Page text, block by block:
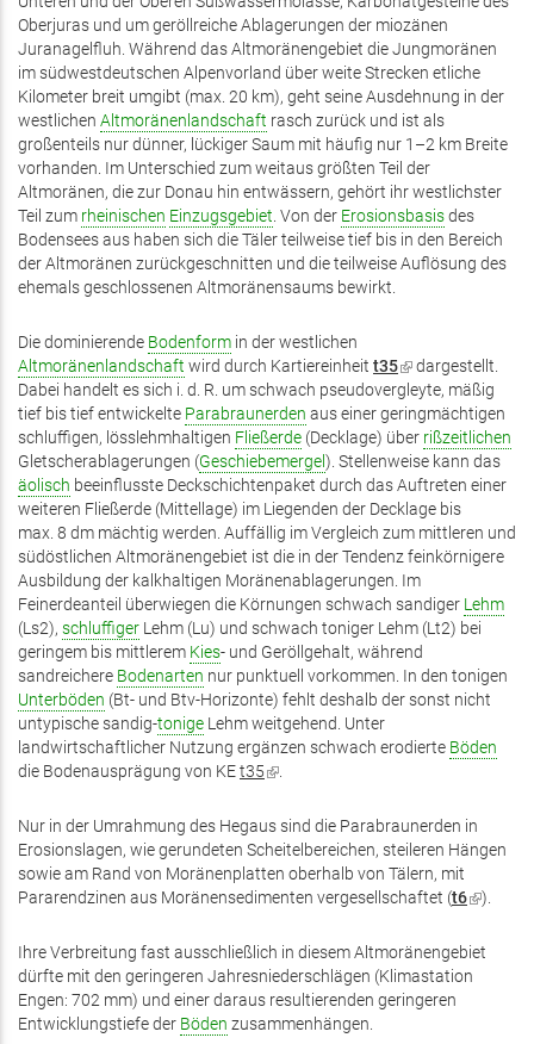
Oberjuras und um geröllreiche Ablagerungen der miozänen
Juranagelfluh. Während das Altmoränengebiet die Jungmoränen
im südwestdeutschen Alpenvorland über weite Strecken etliche
Kilometer breit umgibt (max. 20 km), geht seine Ausdehnung in der
westlichen Altmoränenlandschaft rasch zurück und ist als
großenteils nur dünner, lückiger Saum mit häufig nur 1–2 km Breite
vorhanden. Im Unterschied zum weitaus größten Teil der
Altmoränen, die zur Donau hin entwässern, gehört ihr westlichster
Teil zum rheinischen Einzugsgebiet. Von der Erosionsbasisdes
Bodensees aus haben sich die Täler teilweise tief bis in den Bereich
der Altmoränen zurückgeschnitten und die teilweise Auflösung des
ehemals geschlossenen Altmoränensaums bewirkt.
Die dominierende Bodenform in der westlichen
Altmoränenlandschaft wird durch Kartiereinheit t35(Link
ist
extern)
dargestellt.
Dabei handelt es sich i. d. R. um schwach pseudovergleyte, mäßig
tief bis tief entwickelte Parabraunerden aus einer geringmächtigen
schluffigen, lösslehmhaltigen Fließerde (Decklage) über rißzeitlichen
Gletscherablagerungen (Geschiebemergel). Stellenweise kann das
äolisch beeinflusste Deckschichtenpaket durch das Auftreten einer
weiteren Fließerde (Mittellage) im Liegenden der Decklage bis
max. 8 dm mächtig werden. Auffällig im Vergleich zum mittleren und
südöstlichen Altmoränengebiet ist die in der Tendenz feinkörnigere
Ausbildung der kalkhaltigen Moränenablagerungen. Im
Feinerdeanteil überwiegen die Körnungen schwach sandiger Lehm
(Ls2), schluffiger Lehm (Lu) und schwach toniger Lehm (Lt2) bei
geringem bis mittlerem Kies- und Geröllgehalt, während
sandreichere Bodenarten nur punktuell vorkommen. In den tonigen
Unterböden (Bt- und Btv-Horizonte) fehlt deshalb der sonst nicht
untypische sandig-tonige Lehm weitgehend. Unter
landwirtschaftlicher Nutzung ergänzen schwach erodierte Böden
die Bodenausprägung von KEt35(Link
extern)
.
Nur in der Umrahmung des Hegaus sind die Parabraunerden in
Erosionslagen, wie gerundeten Scheitelbereichen, steileren Hängen
sowie am Rand von Moränenplatten oberhalb von Tälern, mit
Pararendzinen aus Moränensedimenten vergesellschaftet (t6(Link
extern)
).
Ihre Verbreitung fast ausschließlich in diesem Altmoränengebiet
dürfte mit den geringeren Jahresniederschlägen (Klimastation
Engen: 702 mm) und einer daraus resultierenden geringeren
Entwicklungstiefe der Böden zusammenhängen.